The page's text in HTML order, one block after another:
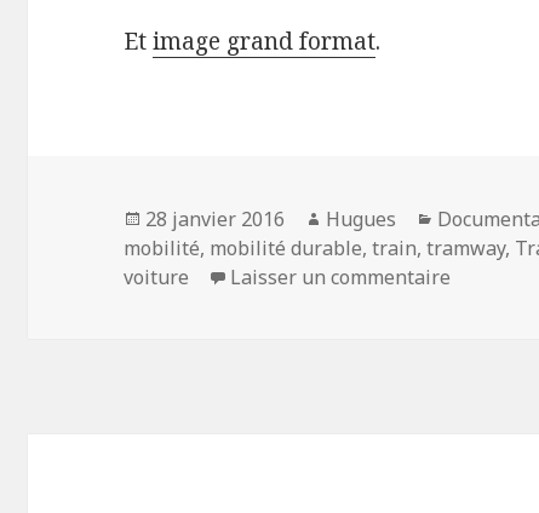
Etimage grand format.
Publié
le
28 janvier 2016 Auteur
Hugues Catégories
mobilité, mobilité durable,train,tramway,
voiture
Laisser un commentaire